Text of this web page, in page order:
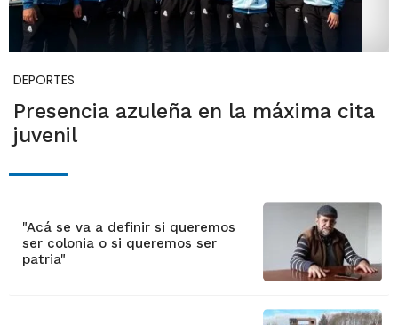
DEPORTES
Presencia azuleña en la máxima cita
juvenil
"Acá se va a definir si queremos
ser colonia o si queremos ser
patria"